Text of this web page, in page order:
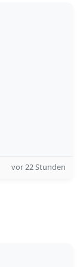
vor 22 Stunden